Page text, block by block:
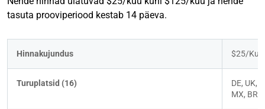
tasuta prooviperiood kestab 14 päeva.
Hinnakujundus $25/
Turuplatsid (16)
DE, UK,
MX, BR